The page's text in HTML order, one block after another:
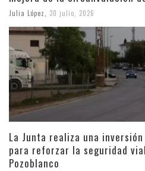
Julia López 30 julio, 2026
La Junta realiza una
para reforzar la seguridad
Pozoblanco